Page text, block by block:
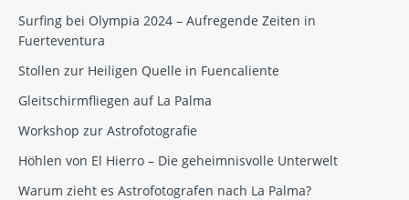
Surfing bei Olympia 2024 – Aufregende Zeiten in
Fuerteventura
Stollen zur Heiligen Quelle in Fuencaliente
Gleitschirmfliegen auf La Palma
Workshop zur Astrofotografie
Höhlen von El Hierro – Die geheimnisvolle Unterwelt
Warum zieht es Astrofotografen nach La Palma?